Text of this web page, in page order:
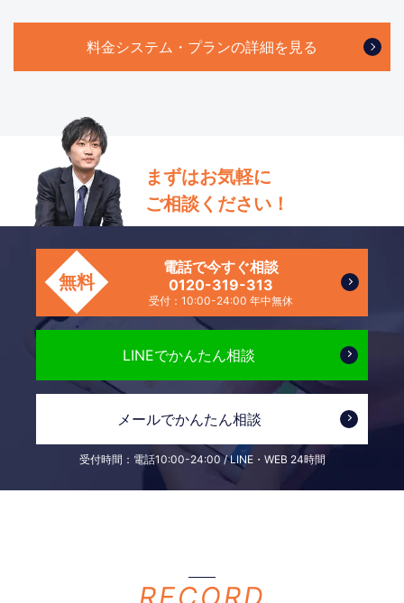
料金システム・プランの詳細を見る
まずはお気軽に
ご相談ください！
無料
電話で今すぐ相談
0120-319-313
受付：10:00-24:00 年中無休
LINEでかんたん相談
メールでかんたん相談
受付時間：電話10:00-24:00 / LINE・WEB 24時間
RECORD
フリーダイヤル